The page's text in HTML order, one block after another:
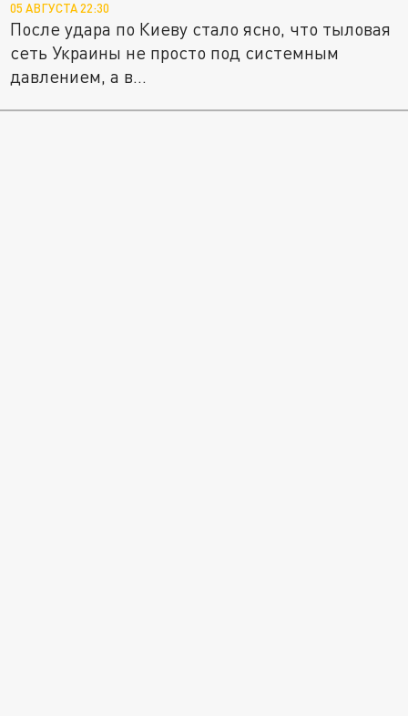
05 АВГУСТА 22:30
После удара по Киеву стало ясно, что тыловая
сеть Украины не просто под системным
давлением, а в...